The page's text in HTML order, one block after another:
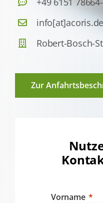
info[at]acoris.de
Robert-Bosch-
Zur
Vorname